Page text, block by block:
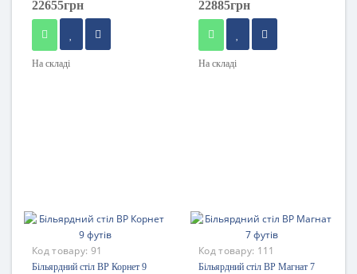
22655грн
На складі
22885грн
На складі
Код товару: 91
Більярдний стіл BP Корнет 9
Код товару: 111
Більярдний стіл BP Магнат 7